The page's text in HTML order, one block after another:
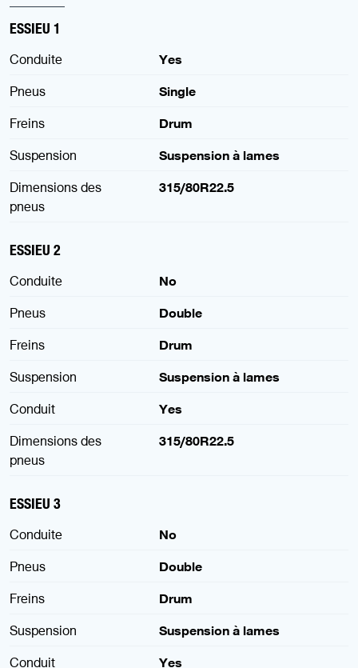
ESSIEU 1
Conduite
Yes
Pneus
Single
Freins
Drum
Suspension
Suspension à lames
Dimensions des
pneus
315/80R22.5
ESSIEU 2
Conduite
No
Pneus
Double
Freins
Drum
Suspension
Suspension à lames
Conduit
Yes
Dimensions des
pneus
315/80R22.5
ESSIEU 3
Conduite
No
Pneus
Double
Freins
Drum
Suspension
Suspension à lames
Conduit
Yes